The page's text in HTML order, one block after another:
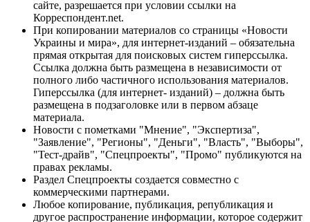
сайте, разрешается при условии ссылки на
Корреспондент.net.
При копировании материалов со страницы «Новости
Украины и мира», для интернет-изданий – обязательна
прямая открытая для поисковых систем гиперссылка.
Ссылка должна быть размещена в независимости от
полного либо частичного использования материалов.
Гиперссылка (для интернет- изданий) – должна быть
размещена в подзаголовке или в первом абзаце
материала.
Новости с пометками "Мнение", "Экспертиза",
"Заявление", "Регионы", "Деньги", "Власть", "Выборы",
"Тест-драйв", "Спецпроекты", "Промо" публикуются на
правах рекламы.
Раздел Спецпроекты создается совместно с
коммерческими партнерами.
Любое копирование, публикация, републикация и
другое распространение информации, которое содержит